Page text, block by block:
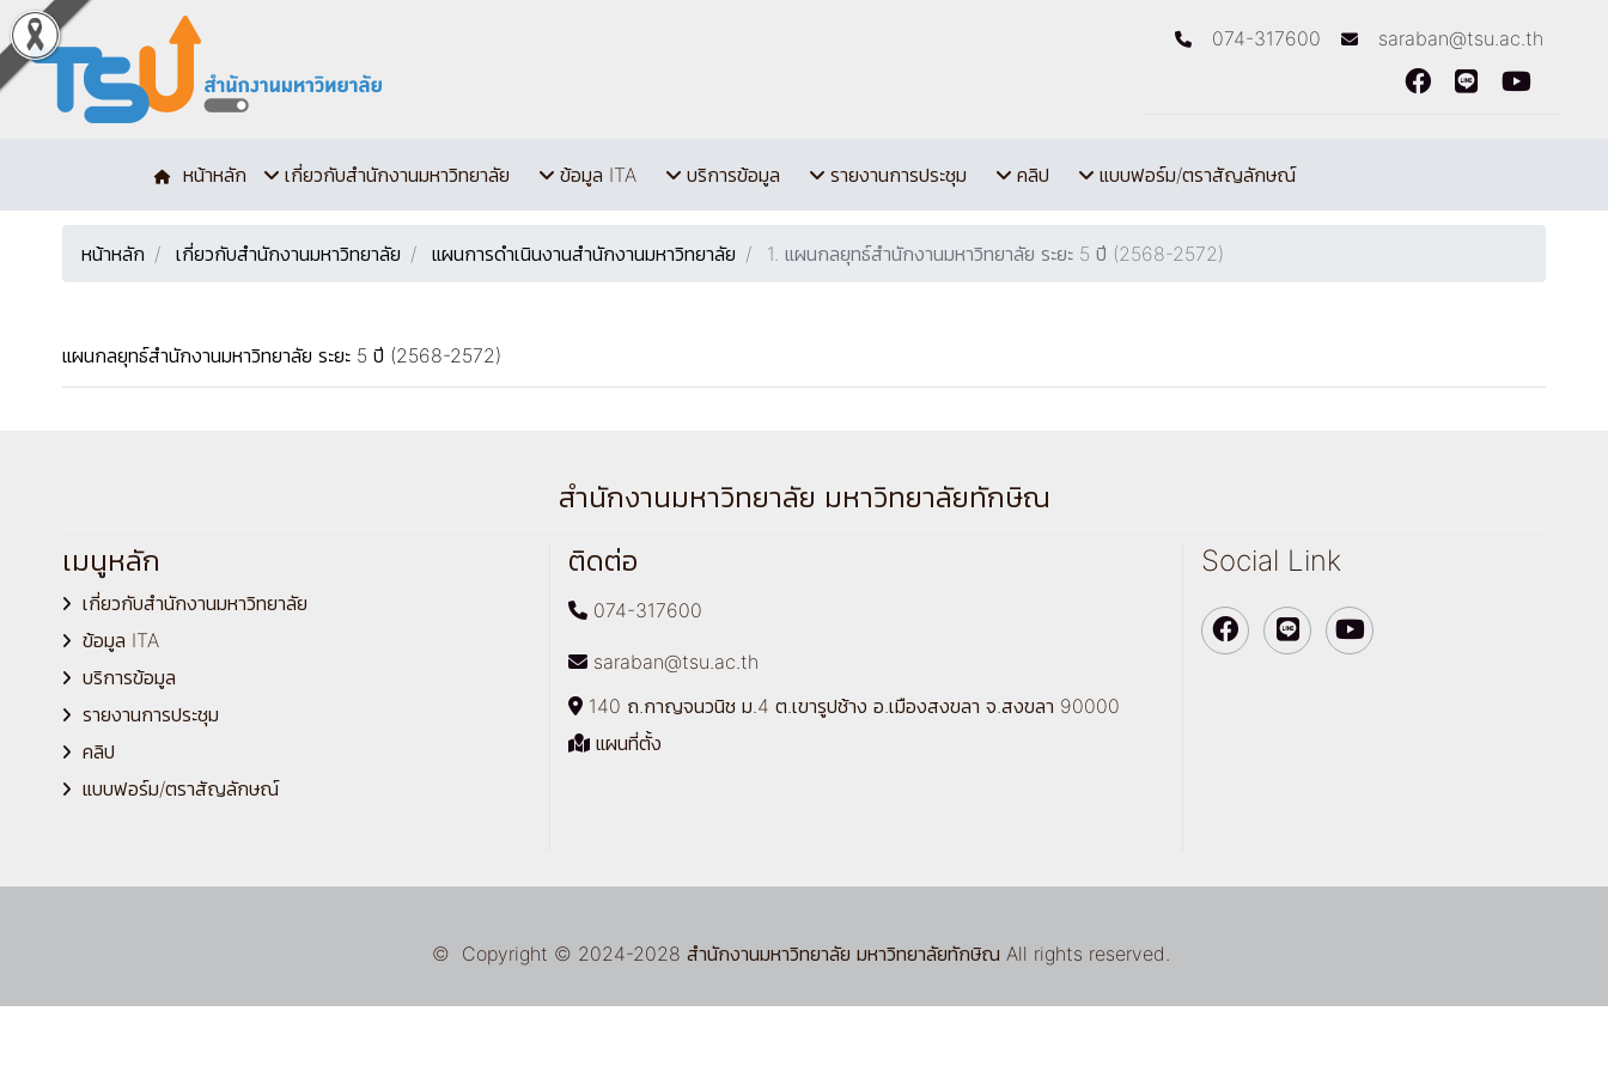
074-317600 saraban@tsu.ac.th
หน้าหลัก เกี่ยวกับสำนักงานมหาวิทยาลัย ข้อมูล ITA บริการข้อมูล รายงานการประชุม คลิป แบบฟอร์ม/ตราสัญลักษณ์
หน้าหลัก เกี่ยวกับสำนักงานมหาวิทยาลัย แผนการดำเนินงานสำนักงานมหาวิทยาลัย 1. แผนกลยุทธ์สำนักงานมหาวิทยาลัย ระยะ 5 ปี (2568-2572)
แผนกลยุทธ์สำนักงานมหาวิทยาลัย ระยะ 5 ปี (2568-2572)
สำนักงานมหาวิทยาลัย มหาวิทยาลัยทักษิณ
เมนูหลัก
เกี่ยวกับสำนักงานมหาวิทยาลัย
ข้อมูล ITA
บริการข้อมูล
รายงานการประชุม
คลิป
แบบฟอร์ม/ตราสัญลักษณ์
ติดต่อ
074-317600
saraban@tsu.ac.th
140 ถ.กาญจนวนิช ม.4 ต.เขารูปช้าง อ.เมืองสงขลา จ.สงขลา 90000
แผนที่ตั้ง
Social Link
© Copyright © 2024-2028 สำนักงานมหาวิทยาลัย มหาวิทยาลัยทักษิณ All rights reserved.